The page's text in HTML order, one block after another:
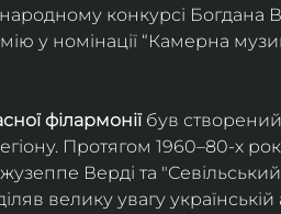
конкурсі Богдана
у номінації “Камерна
філармонії був
Протягом 1960–80-х
Верді та "Севільський
велику увагу українській